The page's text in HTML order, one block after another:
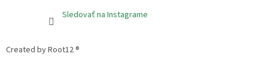
Sledovať na Instagrame
Created by Root12 ®